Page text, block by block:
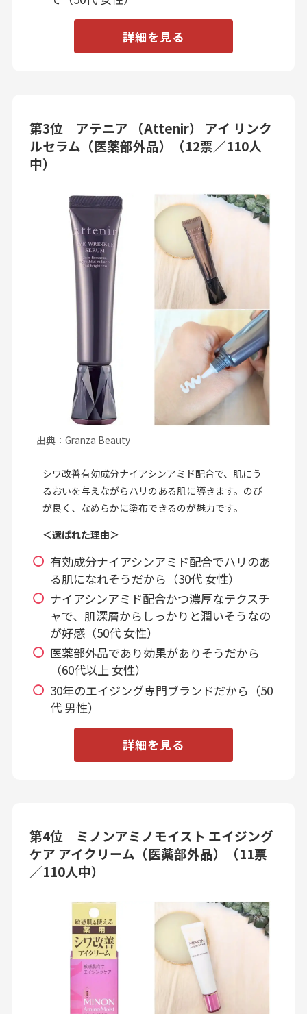
詳細を見る
第3位 アテニア （Attenir） アイ リンク
ルセラム（医薬部外品）（12票／110人
中）
出典：Granza Beauty
シワ改善有効成分ナイアシンアミド配合で、肌にう
るおいを与えながらハリのある肌に導きます。のび
が良く、なめらかに塗布できるのが魅力です。
＜選ばれた理由＞
有効成分ナイアシンアミド配合でハリのあ
る肌になれそうだから（30代 女性）
ナイアシンアミド配合かつ濃厚なテクスチ
ャで、肌深層からしっかりと潤いそうなの
が好感（50代 女性）
医薬部外品であり効果がありそうだから
（60代以上 女性）
30年のエイジング専門ブランドだから（50
代 男性）
詳細を見る
第4位 ミノンアミノモイスト エイジング
ケア アイクリーム（医薬部外品）（11票
／110人中）